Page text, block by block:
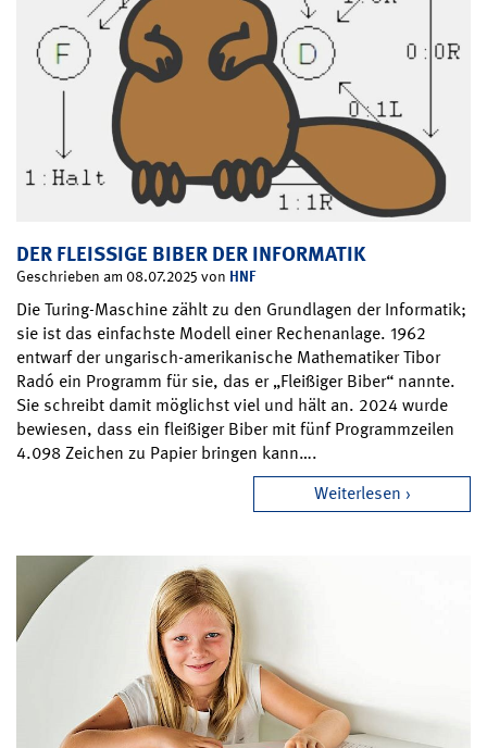
DER FLEISSIGE BIBER DER INFORMATIK
Geschrieben am 08.07.2025 von HNF
Die Turing-Maschine zählt zu den Grundlagen der Informatik;
sie ist das einfachste Modell einer Rechenanlage. 1962
entwarf der ungarisch-amerikanische Mathematiker Tibor
Radó ein Programm für sie, das er „Fleißiger Biber“ nannte.
Sie schreibt damit möglichst viel und hält an. 2024 wurde
bewiesen, dass ein fleißiger Biber mit fünf Programmzeilen
4.098 Zeichen zu Papier bringen kann….
Weiterlesen